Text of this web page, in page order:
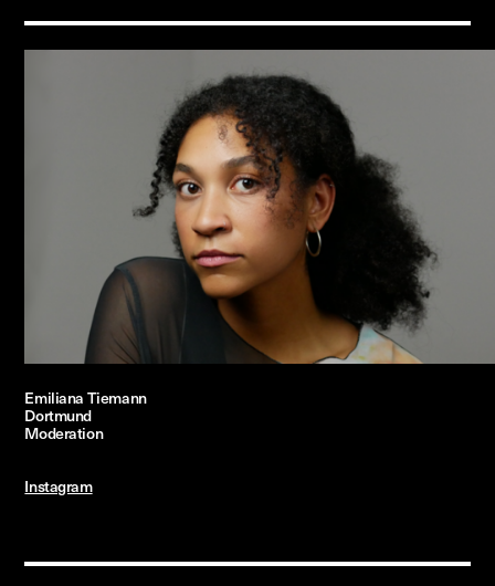
Emiliana Tiemann
Dortmund
Moderation
Instagram